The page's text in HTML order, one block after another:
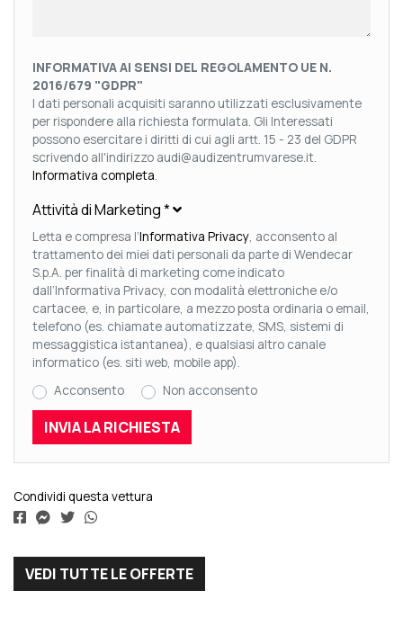
INFORMATIVA AI SENSI DEL REGOLAMENTO UE N.
2016/679 "GDPR"
I dati personali acquisiti saranno utilizzati esclusivamente
per rispondere alla richiesta formulata. Gli Interessati
possono esercitare i diritti di cui agli artt. 15 - 23 del GDPR
scrivendo all'indirizzo audi@audizentrumvarese.it.
Informativa completa.
Attività di Marketing*
Letta e compresa l’Informativa Privacy, acconsento al
trattamento dei miei dati personali da parte di Wendecar
S.p.A. per finalità di marketing come indicato
dall’Informativa Privacy, con modalità elettroniche e/o
cartacee, e, in particolare, a mezzo posta ordinaria o email,
telefono (es. chiamate automatizzate, SMS, sistemi di
messaggistica istantanea), e qualsiasi altro canale
informatico (es. siti web, mobile app).
Acconsento
Non acconsento
Condividi questa vettura
VEDI TUTTE LE OFFERTE